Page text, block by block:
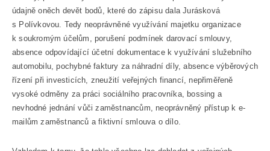
údajně oněch devět bodů, které do zápisu dala Jurásková
s Polívkovou. Tedy neoprávněné využívání majetku organizace
k soukromým účelům, porušení podmínek darovací smlouvy,
absence odpovídající účetní dokumentace k využívání služebního
automobilu, pochybné faktury za náhradní díly, absence výběrových
řízení při investicích, zneužití veřejných financí, nepřiměřeně
vysoké odměny za práci sociálního pracovníka, bossing a
nevhodné jednání vůči zaměstnancům, neoprávněný přístup k e-
mailům zaměstnanců a fiktivní smlouva o dílo.